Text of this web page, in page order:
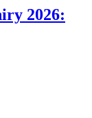
2026: